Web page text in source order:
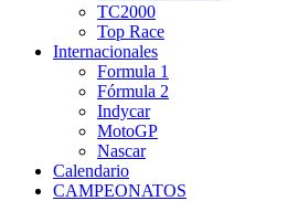
TC2000
Top Race
Internacionales
Formula 1
Fórmula 2
Indycar
MotoGP
Nascar
Calendario
CAMPEONATOS